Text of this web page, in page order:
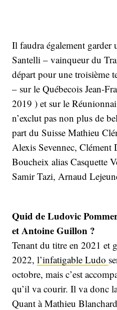
Il faudra également
Santelli – vainqueur du
départ pour une troisième
– sur le Québecois Jean-
2019 ) et sur le
n’exclut pas non plus de
part du Suisse Mathieu
Alexis Sevennec, Clément
Boucheix alias Casquette
Samir Tazi, Arnaud
Quid de Ludovic
et Antoine Guillon ?
Tenant du titre en 2021 et
2022, l’infatigable Ludo
octobre, mais c’est
qu’il va courir. Il va donc
Quant à Mathieu